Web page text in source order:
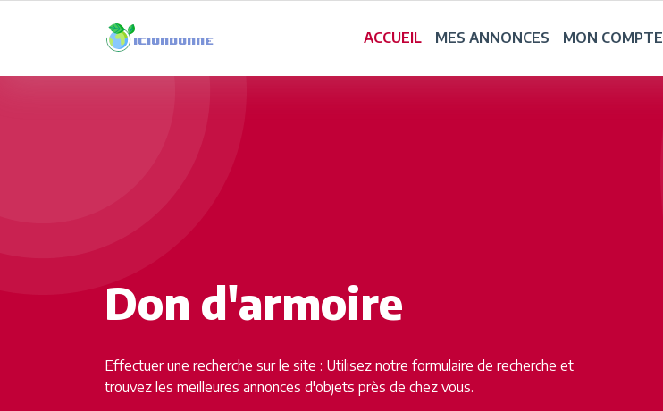
ACCUEIL MES ANNONCES MON COMPTE
Don d'armoire
Effectuer une recherche sur le site : Utilisez notre formulaire de recherche et
trouvez les meilleures annonces d'objets près de chez vous.